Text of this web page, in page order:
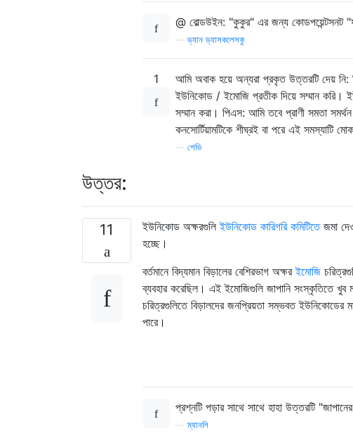
@ বোল্ডউইন: "কুকুর" এর জন্য কোডপয়েন্টসনট
—ড্যান ড্যাসকলেসকু
1
আমি অবাক হয়ে অন্যরা প্রকৃত উত্তরটি দেয় নি:
ইউনিকোড / ইমোজি প্রতীক দিয়ে সম্মান করি।
সম্মান করা। পিএস: আমি তবে প্রাণী সমতা
কনসোর্টিয়ামটিকে শীঘ্রই বা পরে এই সমস্যাটি
শেভি
উত্তর:
11 ইউনিকোড অক্ষরগুলিইউনিকোড কারিগরি কমিটিতেজমা
হচ্ছে।
বর্তমানে বিদ্যমান বিড়ালের বেশিরভাগ অক্ষরইমোজি
ব্যবহার করেছিল। এই ইমোজিগুলি জাপানি সংস্কৃতিতে
চরিত্রগুলিতে বিড়ালদের জনপ্রিয়তা সম্ভবত ইউনিকোডের
পারে।
প্রশ্নটি পড়ার সাথে সাথে হাহা উত্তরটি
—ম্যানলি